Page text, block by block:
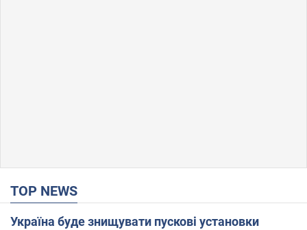
TOP NEWS
Україна буде знищувати пускові установки